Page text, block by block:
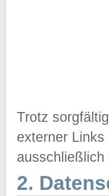
Trotz
externer
ausschließlich
2.